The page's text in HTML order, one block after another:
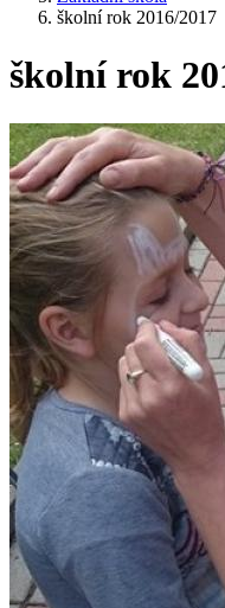
školní rok 2016/2017
školní rok